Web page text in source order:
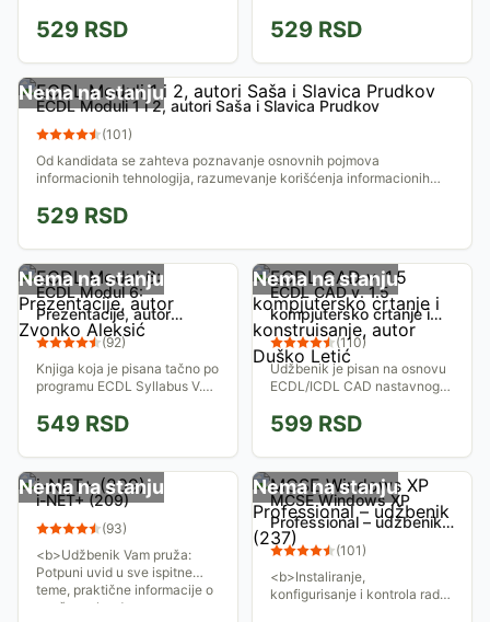
pojmova baza podataka.
a nastavlja sa manjenjem...
529 RSD
aplikacija za obradu teksta na
529 RSD
Nema na stanju
ECDL Moduli 1 i 2, autori Saša i Slavica Prudkov
(101)
Od kandidata se zahteva poznavanje osnovnih pojmova
informacionih tehnologija, razumevanje korišćenja informacionih
529 RSD
Nema na stanju
ECDL Modul 6:
Prezentacije, autor
Zvonko Aleksić
(92)
Knjiga koja je pisana tačno po
programu ECDL Syllabus V.
priručnik početnicima da
prezentacije i softver...
549 RSD
Nema na stanju
ECDL CAD v. 1.5
kompjutersko crtanje i
konstruisanje, autor
Duško Letić
(110)
Udžbenik je pisan na osnovu
ECDL/ICDL CAD nastavnog
Jedinstveni Informatički
prava licence...
599 RSD
Nema na stanju
i-NET+ (209)
(93)
<b>Udžbenik Vam pruža:
Potpuni uvid u sve ispitne
teme, praktične informacije o
mrežnom hardveru,
Nema na stanju
MCSE Windows XP
Professional – udžbenik
(237)
(101)
<b>Instaliranje,
konfigurisanje i kontrola rada